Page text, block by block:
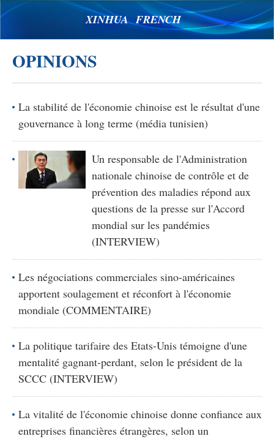
XINHUA FRENCH
OPINIONS
La stabilité de l'économie chinoise est le résultat d'une
gouvernance à long terme (média tunisien)
Un responsable de l'Administration
nationale chinoise de contrôle et de
prévention des maladies répond aux
questions de la presse sur l'Accord
mondial sur les pandémies
(INTERVIEW)
Les négociations commerciales sino-américaines
apportent soulagement et réconfort à l'économie
mondiale (COMMENTAIRE)
La politique tarifaire des Etats-Unis témoigne d'une
mentalité gagnant-perdant, selon le président de la
SCCC (INTERVIEW)
La vitalité de l'économie chinoise donne confiance aux
entreprises financières étrangères, selon un